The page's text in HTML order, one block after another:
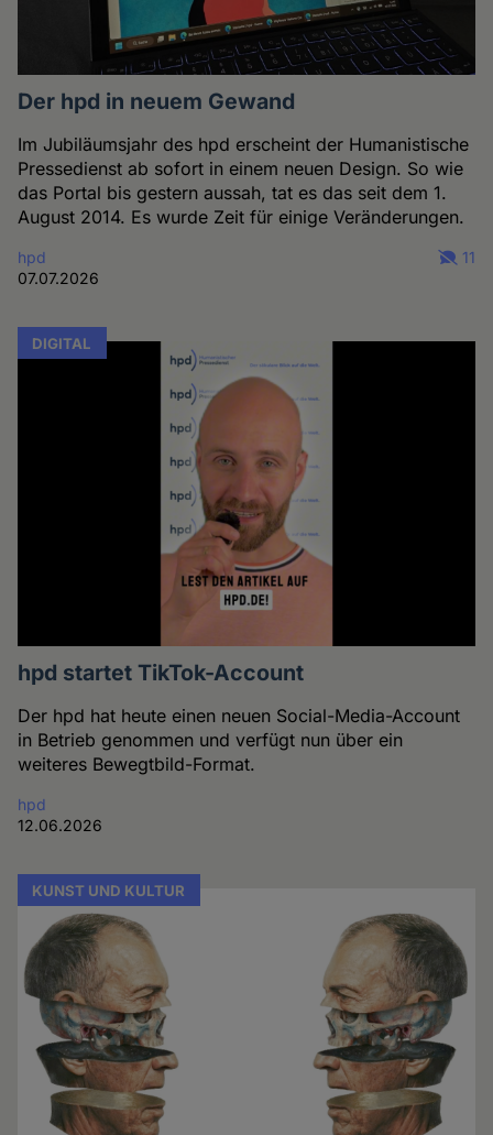
Der hpd in neuem Gewand
Im Jubiläumsjahr des hpd erscheint der Humanistische
Pressedienst ab sofort in einem neuen Design. So wie
das Portal bis gestern aussah, tat es das seit dem 1.
August 2014. Es wurde Zeit für einige Veränderungen.
hpd
07.07.2026
11
DIGITAL
hpd startet TikTok-Account
Der hpd hat heute einen neuen Social-Media-Account
in Betrieb genommen und verfügt nun über ein
weiteres Bewegtbild-Format.
hpd
12.06.2026
KUNST UND KULTUR